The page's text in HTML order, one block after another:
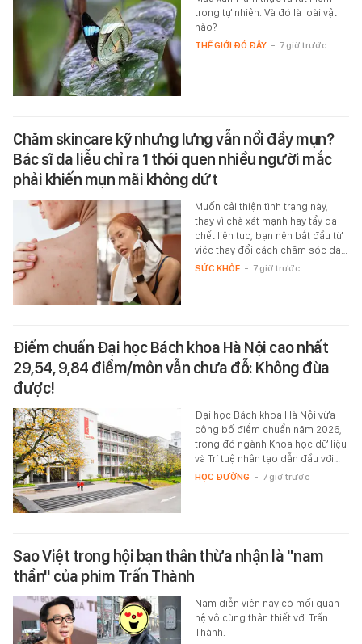
trong tự nhiên. Và đó là loài vật
nào?
THẾ GIỚI ĐÓ ĐÂY - 7 giờ trước
Chăm skincare kỹ nhưng lưng vẫn nổi đầy mụn?
Bác sĩ da liễu chỉ ra 1 thói quen nhiều người mắc
phải khiến mụn mãi không dứt
Muốn cải thiện tình trạng này,
thay vì chà xát mạnh hay tẩy da
chết liên tục, bạn nên bắt đầu từ
việc thay đổi cách chăm sóc da…
SỨC KHỎE - 7 giờ trước
Điểm chuẩn Đại học Bách khoa Hà Nội cao nhất
29,54, 9,84 điểm/môn vẫn chưa đỗ: Không đùa
được!
Đại học Bách khoa Hà Nội vừa
công bố điểm chuẩn năm 2026,
trong đó ngành Khoa học dữ liệu
và Trí tuệ nhân tạo dẫn đầu với…
HỌC ĐƯỜNG - 7 giờ trước
Sao Việt trong hội bạn thân thừa nhận là "nam
thần" của phim Trấn Thành
Nam diễn viên này có mối quan
hệ vô cùng thân thiết với Trấn
Thành.